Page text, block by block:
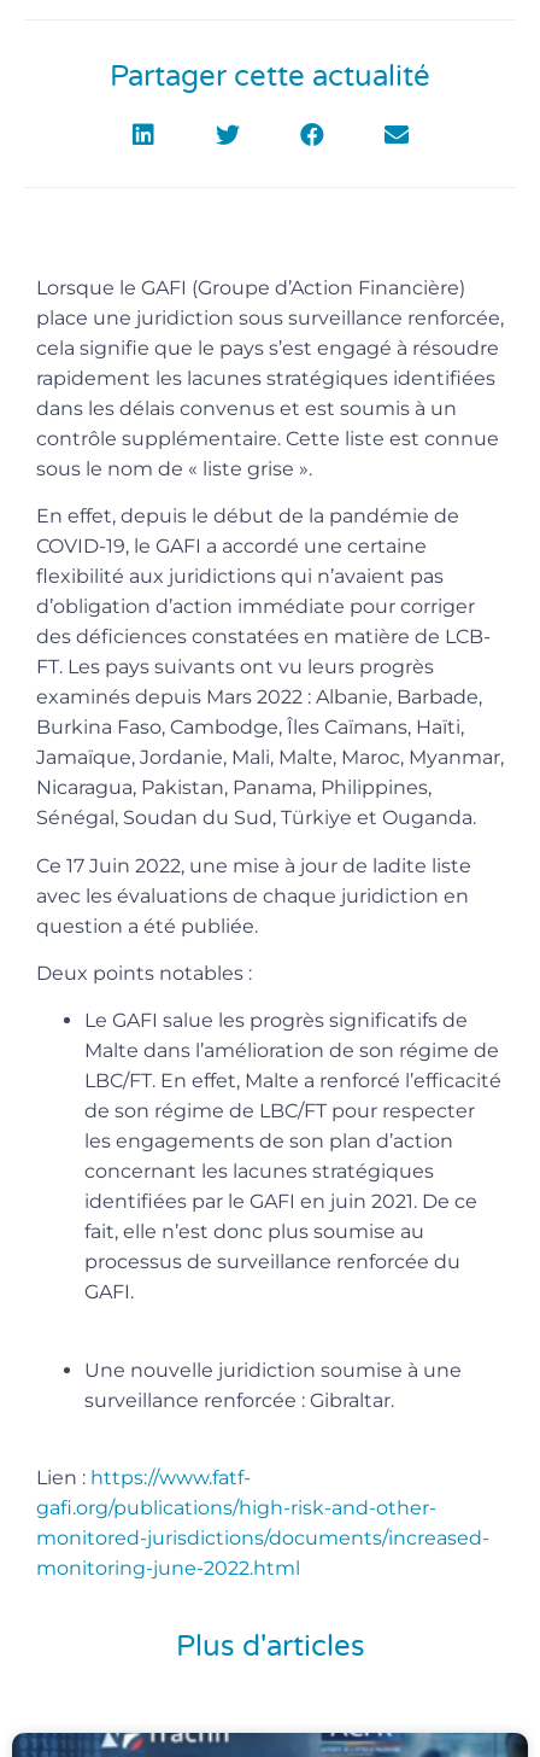
Partager cette actualité
Lorsque le GAFI (Groupe d’Action Financière)
place une juridiction sous surveillance renforcée,
cela signifie que le pays s’est engagé à résoudre
rapidement les lacunes stratégiques identifiées
dans les délais convenus et est soumis à un
contrôle supplémentaire. Cette liste est connue
sous le nom de « liste grise ».
En effet, depuis le début de la pandémie de
COVID-19, le GAFI a accordé une certaine
flexibilité aux juridictions qui n’avaient pas
d’obligation d’action immédiate pour corriger
des déficiences constatées en matière de LCB-
FT. Les pays suivants ont vu leurs progrès
examinés depuis Mars 2022 : Albanie, Barbade,
Burkina Faso, Cambodge, Îles Caïmans, Haïti,
Jamaïque, Jordanie, Mali, Malte, Maroc, Myanmar,
Nicaragua, Pakistan, Panama, Philippines,
Sénégal, Soudan du Sud, Türkiye et Ouganda.
Ce 17 Juin 2022, une mise à jour de ladite liste
avec les évaluations de chaque juridiction en
question a été publiée.
Deux points notables :
Le GAFI salue les progrès significatifs de
Malte dans l’amélioration de son régime de
LBC/FT. En effet, Malte a renforcé l’efficacité
de son régime de LBC/FT pour respecter
les engagements de son plan d’action
concernant les lacunes stratégiques
identifiées par le GAFI en juin 2021. De ce
fait, elle n’est donc plus soumise au
processus de surveillance renforcée du
GAFI.
Une nouvelle juridiction soumise à une
surveillance renforcée : Gibraltar.
Lien : https://www.fatf-
gafi.org/publications/high-risk-and-other-
monitored-jurisdictions/documents/increased-
monitoring-june-2022.html
Plus d'articles